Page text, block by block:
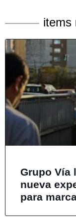
items
Grupo Vía
nueva
para